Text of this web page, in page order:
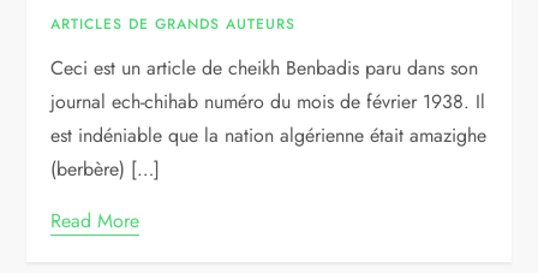
ARTICLES DE GRANDS AUTEURS
Ceci est un article de cheikh Benbadis paru dans son
journal ech-chihab numéro du mois de février 1938. Il
est indéniable que la nation algérienne était amazighe
(berbère) […]
Read More